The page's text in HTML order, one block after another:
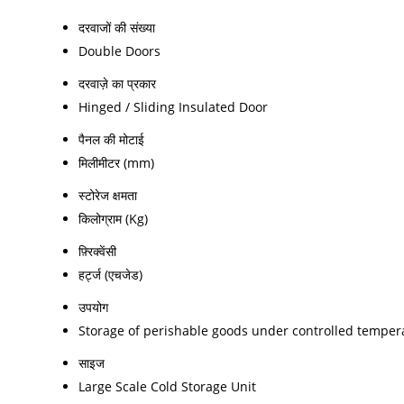
दरवाजों की संख्या
Double Doors
दरवाज़े का प्रकार
Hinged / Sliding Insulated Door
पैनल की मोटाई
मिलीमीटर (mm)
स्टोरेज क्षमता
किलोग्राम (Kg)
फ़्रिक्वेंसी
हर्ट्ज (एचजेड)
उपयोग
Storage of perishable goods under controlled
साइज
Large Scale Cold Storage Unit